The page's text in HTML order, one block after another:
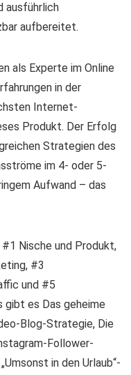
ausführlich
aufbereitet.
als Experte im Online
in der
Internet-
Produkt. Der Erfolg
Strategien des
im 4- oder 5-
Aufwand – das
Nische und Produkt,
#3
und #5
gibt es Das geheime
Blog-Strategie, Die
Follower-
in den Urlaub“-